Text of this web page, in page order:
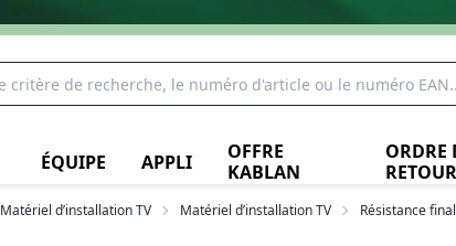
ÉQUIPE APPLI
OFFRE
KABLAN
ORDRE
RETOUR
Matériel d’installation TV Matériel d’installation TV Résistance